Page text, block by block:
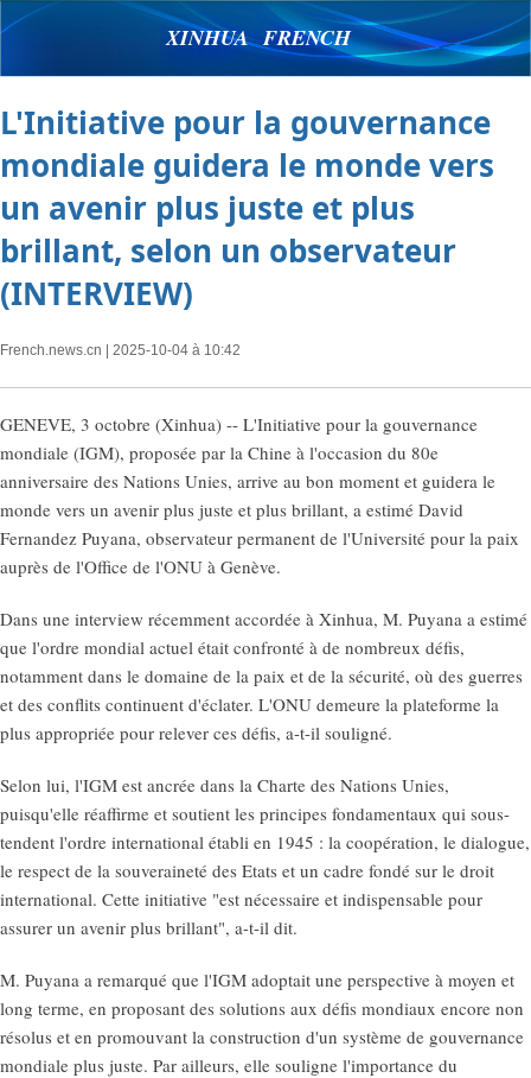
XINHUA FRENCH
L'Initiative pour la gouvernance
mondiale guidera le monde vers
un avenir plus juste et plus
brillant, selon un observateur
(INTERVIEW)
French.news.cn | 2025-10-04 à 10:42
GENEVE, 3 octobre (Xinhua) -- L'Initiative pour la gouvernance
mondiale (IGM), proposée par la Chine à l'occasion du 80e
anniversaire des Nations Unies, arrive au bon moment et guidera le
monde vers un avenir plus juste et plus brillant, a estimé David
Fernandez Puyana, observateur permanent de l'Université pour la paix
auprès de l'Office de l'ONU à Genève.
Dans une interview récemment accordée à Xinhua, M. Puyana a estimé
que l'ordre mondial actuel était confronté à de nombreux défis,
notamment dans le domaine de la paix et de la sécurité, où des guerres
et des conflits continuent d'éclater. L'ONU demeure la plateforme la
plus appropriée pour relever ces défis, a-t-il souligné.
Selon lui, l'IGM est ancrée dans la Charte des Nations Unies,
puisqu'elle réaffirme et soutient les principes fondamentaux qui sous-
tendent l'ordre international établi en 1945 : la coopération, le dialogue,
le respect de la souveraineté des Etats et un cadre fondé sur le droit
international. Cette initiative "est nécessaire et indispensable pour
assurer un avenir plus brillant", a-t-il dit.
M. Puyana a remarqué que l'IGM adoptait une perspective à moyen et
long terme, en proposant des solutions aux défis mondiaux encore non
résolus et en promouvant la construction d'un système de gouvernance
mondiale plus juste. Par ailleurs, elle souligne l'importance du